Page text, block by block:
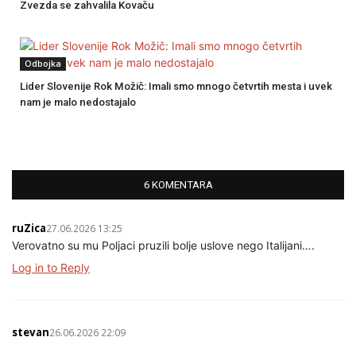
Zvezda se zahvalila Kovaču
Odbojka
Lider Slovenije Rok Možič: Imali smo mnogo četvrtih mesta i uvek
nam je malo nedostajalo
6 KOMENTARA
ruZica27.06.2026 13:25
Verovatno su mu Poljaci pruzili bolje uslove nego Italijani….
Log in to Reply
stevan26.06.2026 22:09